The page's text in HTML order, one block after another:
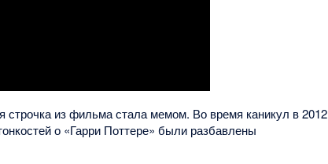
строчка из фильма стала мемом. Во время каникул в 2012
о «Гарри Поттере» были разбавлены